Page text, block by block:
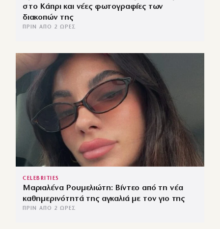
στο Κάπρι και νέες φωτογραφίες των
διακοπών της
ΠΡΙΝ ΑΠΌ 2 ΏΡΕΣ
CELEBRITIES
Μαριαλένα Ρουμελιώτη: Βίντεο από τη νέα
καθημερινότητά της αγκαλιά με τον γιο της
ΠΡΙΝ ΑΠΌ 2 ΏΡΕΣ